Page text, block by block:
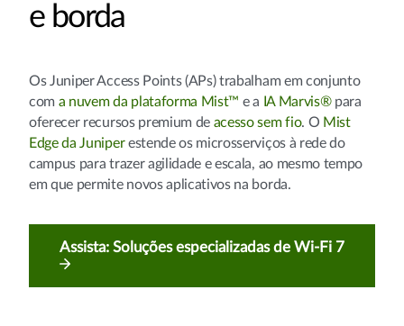
e borda
Os Juniper Access Points (APs) trabalham em conjunto
com a nuvem da plataforma Mist™ e a IA Marvis®para
oferecer recursos premium de acesso sem fio. O Mist
Edge da Juniperestende os microsserviços à rede do
campus para trazer agilidade e escala, ao mesmo tempo
em que permite novos aplicativos na borda.
Assista: Soluções especializadas de Wi-Fi 7